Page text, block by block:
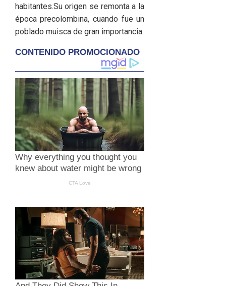
habitantes.​​Su origen se remonta a la
época precolombina, cuando fue un
poblado muisca de gran importancia.